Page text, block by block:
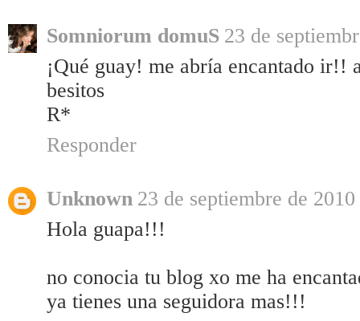
Somniorum domuS 23 de
¡Qué guay! me abría encantado ir!!
besitos
R*
Responder
Unknown 23 de septiembre de
Hola guapa!!!
no conocia tu blog xo me ha
ya tienes una seguidora mas!!!